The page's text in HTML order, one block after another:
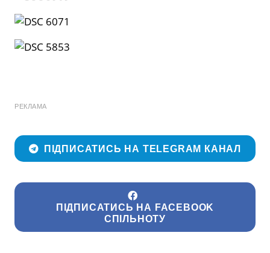
РЕКЛАМА
ПІДПИСАТИСЬ НА TELEGRAM КАНАЛ
ПІДПИСАТИСЬ НА FACEBOOK
СПІЛЬНОТУ